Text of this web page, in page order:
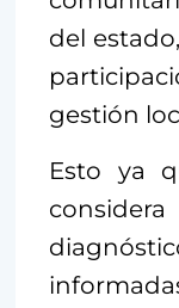
del
gestión
Esto ya